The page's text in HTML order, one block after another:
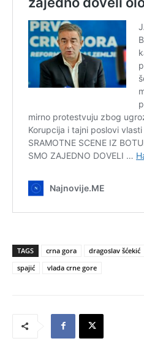
TAGS crna gora dragoslav šćekić
spajić
vlada crne gore